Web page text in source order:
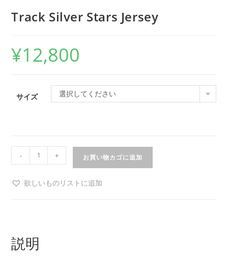
Track Silver Stars Jersey
¥12,800
サイズ 選択してください
- + お買い物カゴに追加
欲しいものリストに追加
説明